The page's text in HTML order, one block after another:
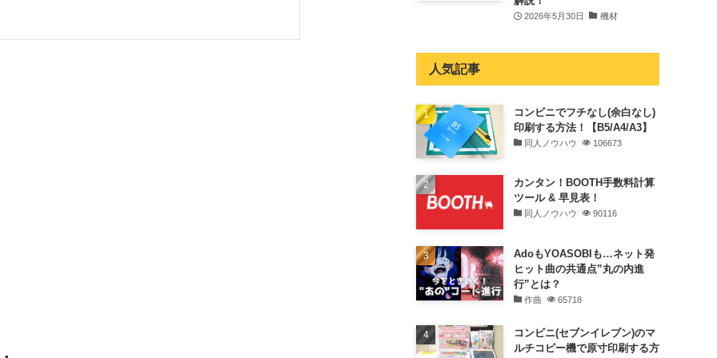
2026年5月30日 機材
人気記事
コンビニでフチなし(余白なし)
印刷する方法！【B5/A4/A3】
同人ノウハウ 106673
カンタン！BOOTH手数料計算
ツール & 早見表！
同人ノウハウ 90116
AdoもYOASOBIも…ネット発
ヒット曲の共通点”丸の内進
行”とは？
作曲 65718
コンビニ(セブンイレブン)のマ
ルチコピー機で原寸印刷する方